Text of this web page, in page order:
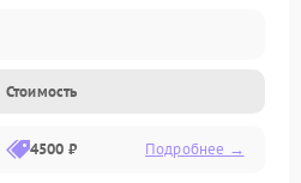
Стоимость
4500 ₽ Подробнее →